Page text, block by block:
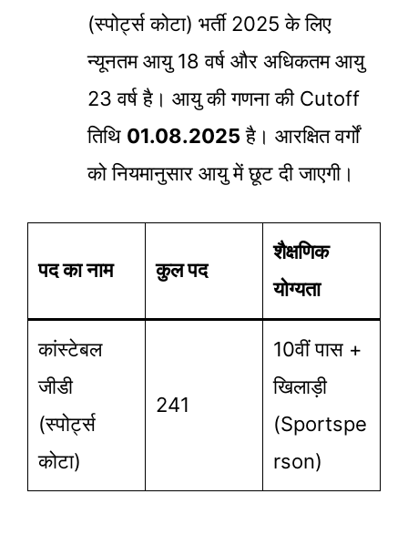
(स्पोर्ट्स कोटा) भर्ती 2025 के लिए
न्यूनतम आयु 18 वर्ष और अधिकतम आयु
23 वर्ष है। आयु की गणना की Cutoff
तिथि 01.08.2025 है। आरक्षित वर्गों
को नियमानुसार आयु में छूट दी जाएगी।
पद का नाम कुल पद
शैक्षणिक
योग्यता
कांस्टेबल
जीडी
(स्पोर्ट्स
कोटा)
241
10वीं पास +
खिलाड़ी
(Sportspe
Rson)